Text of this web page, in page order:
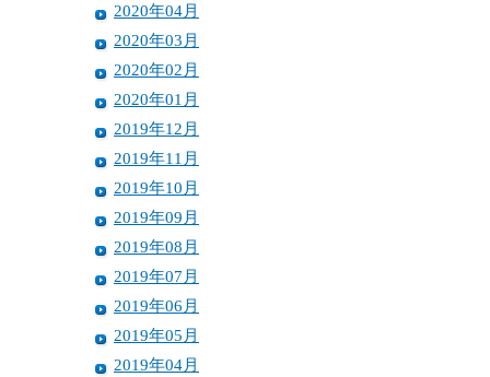
2020年04月
2020年03月
2020年02月
2020年01月
2019年12月
2019年11月
2019年10月
2019年09月
2019年08月
2019年07月
2019年06月
2019年05月
2019年04月